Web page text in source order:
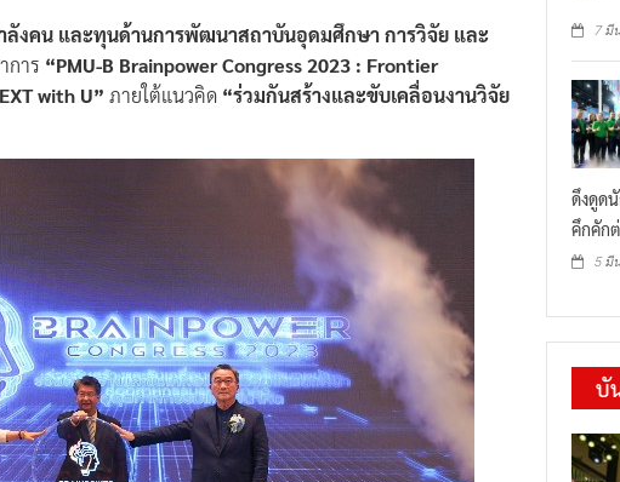
งคน และทุนด้านการพัฒนาสถาบันอุดมศึกษา การวิจัย และ
การ“PMU-B Brainpower Congress 2023 : Frontier
with U”ภายใต้แนวคิด “ร่วมกันสร้างและขับเคลื่อนงานวิจัย
ดึงดู
คึกคัก
บั